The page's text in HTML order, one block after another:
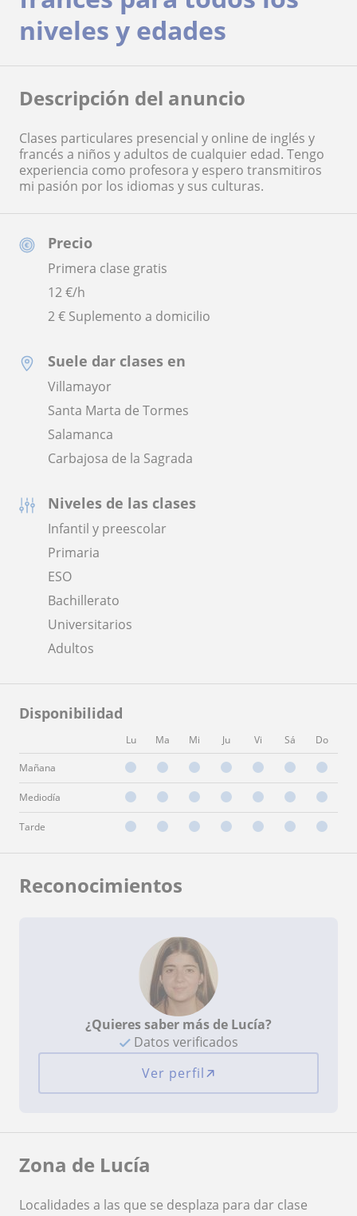
Precio
Primera clase gratis
12€/h
2 € Suplemento a domicilio
Suele dar clases en
Villamayor
Santa Marta de Tormes
Salamanca
Carbajosa de la Sagrada
Niveles de las clases
Infantil y preescolar
Primaria
ESO
Bachillerato
Universitarios
Adultos
Disponibilidad
Lu Ma Mi Ju Vi Sá Do
Mañana
Mediodía
Tarde
niveles y edades
Descripción del anuncio
Clases particulares presencial y online de inglés y
francés a niños y adultos de cualquier edad. Tengo
experiencia como profesora y espero transmitiros
mi pasión por los idiomas y sus culturas.
Reconocimientos
¿Quieres saber más de Lucía?
Datos verificados
Ver perfil
Zona de Lucía
Localidades a las que se desplaza para dar clase